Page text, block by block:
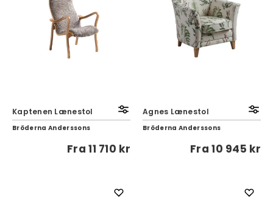
Kaptenen Lænestol
Bröderna Anderssons
Fra11 710 kr
Agnes Lænestol
Bröderna Anderssons
Fra10 945 kr